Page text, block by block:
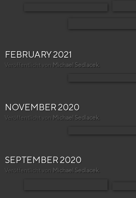
FEBRUARY 2021
Veröffentlicht von Michael Sedlacek
NOVEMBER 2020
Veröffentlicht von Michael Sedlacek
SEPTEMBER 2020
Veröffentlicht von Michael Sedlacek